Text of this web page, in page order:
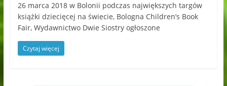
26 marca 2018 w Bolonii podczas największych targów
książki dziecięcej na świecie, Bologna Children’s Book
Fair, Wydawnictwo Dwie Siostry ogłoszone
Czytaj więcej